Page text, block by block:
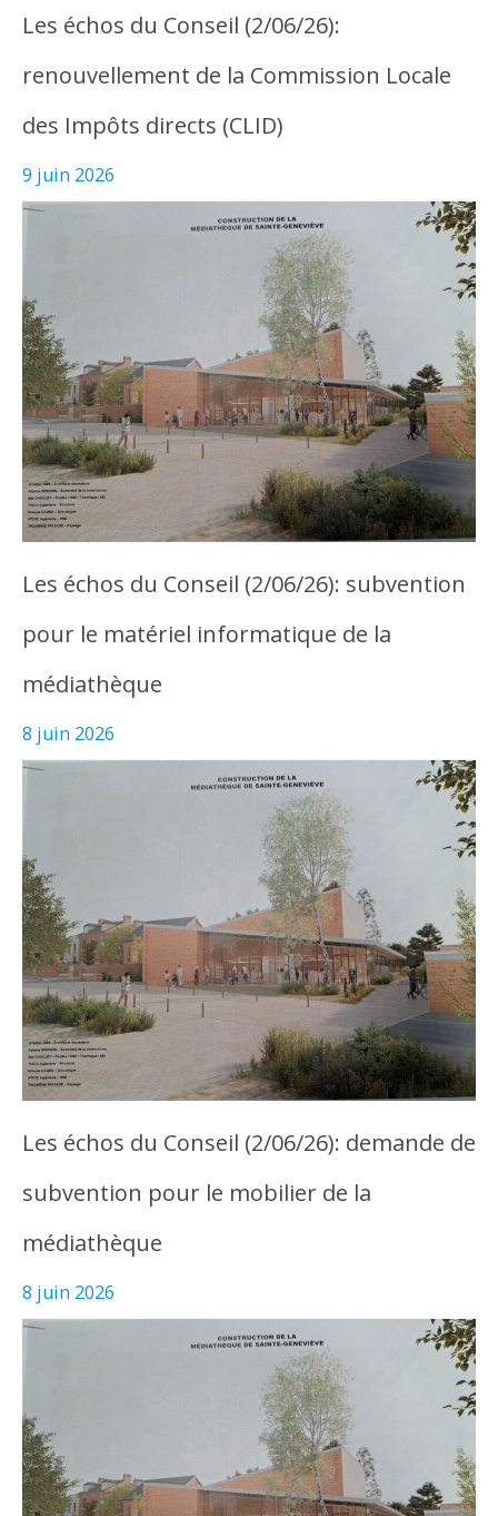
Les échos du Conseil (2/06/26):
renouvellement de la Commission Locale
des Impôts directs (CLID)
9 juin 2026
Les échos du Conseil (2/06/26): subvention
pour le matériel informatique de la
médiathèque
8 juin 2026
Les échos du Conseil (2/06/26): demande de
subvention pour le mobilier de la
médiathèque
8 juin 2026